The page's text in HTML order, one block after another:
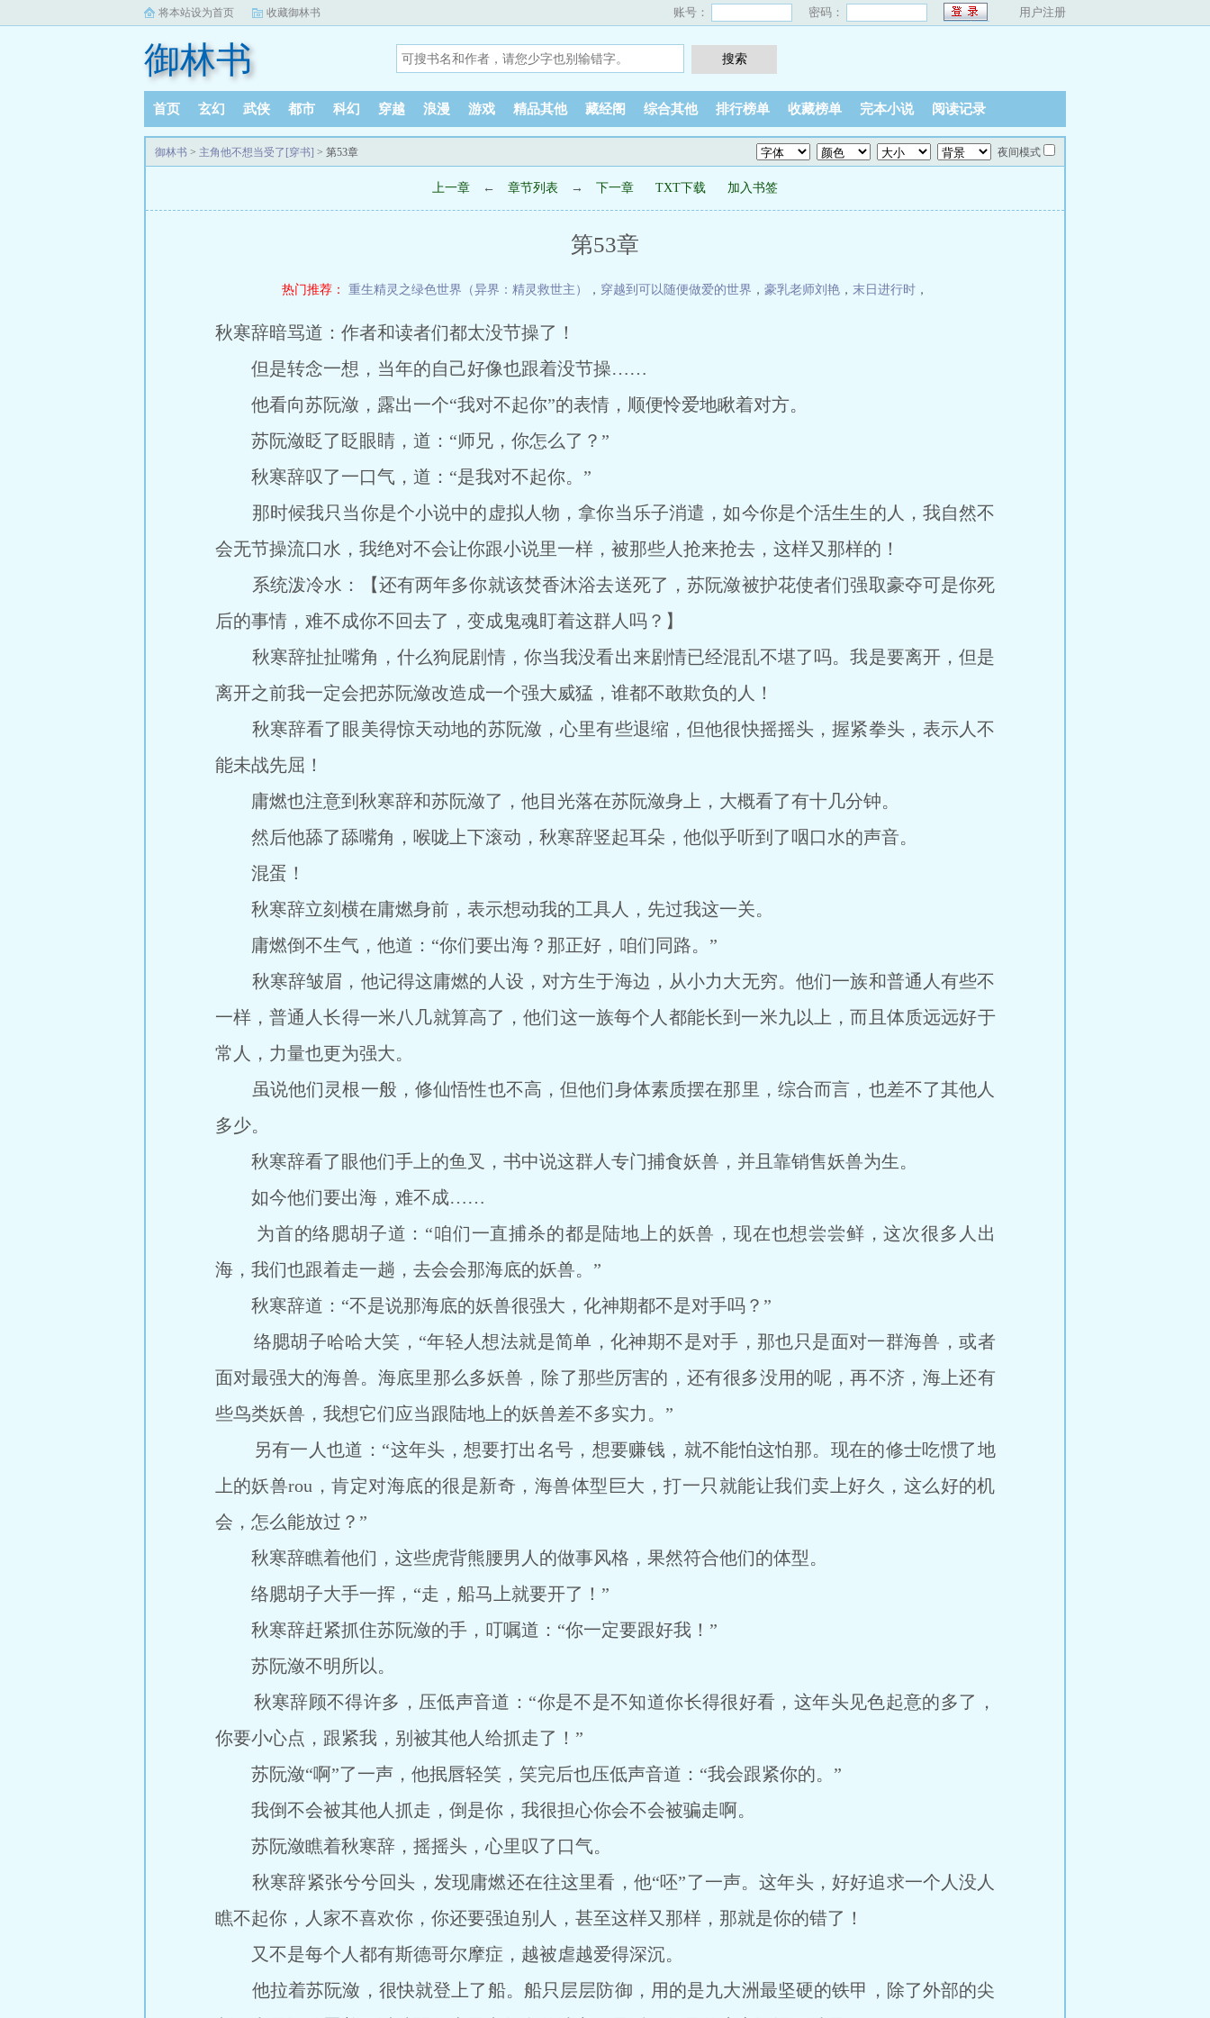
将本站设为首页 收藏御林书 账号： 密码： 用户注册
御林书
首页 玄幻 武侠 都市 科幻 穿越 浪漫 游戏 精品其他 藏经阁 综合其他 排行榜单 收藏榜单 完本小说 阅读记录
御林书 > 主角他不想当受了[穿书] > 第53章 夜间模式
上一章 ← 章节列表 → 下一章 TXT下载 加入书签
第53章
热门推荐： 重生精灵之绿色世界（异界：精灵救世主） ， 穿越到可以随便做爱的世界 ， 豪乳老师刘艳 ， 末日进行时 ，
秋寒辞暗骂道：作者和读者们都太没节操了！
但是转念一想，当年的自己好像也跟着没节操……
他看向苏阮潋，露出一个“我对不起你”的表情，顺便怜爱地瞅着对方。
苏阮潋眨了眨眼睛，道：“师兄，你怎么了？”
秋寒辞叹了一口气，道：“是我对不起你。”
那时候我只当你是个小说中的虚拟人物，拿你当乐子消遣，如今你是个活生生的人，我自然不
会无节操流口水，我绝对不会让你跟小说里一样，被那些人抢来抢去，这样又那样的！
系统泼冷水：【还有两年多你就该焚香沐浴去送死了，苏阮潋被护花使者们强取豪夺可是你死
后的事情，难不成你不回去了，变成鬼魂盯着这群人吗？】
秋寒辞扯扯嘴角，什么狗屁剧情，你当我没看出来剧情已经混乱不堪了吗。我是要离开，但是
离开之前我一定会把苏阮潋改造成一个强大威猛，谁都不敢欺负的人！
秋寒辞看了眼美得惊天动地的苏阮潋，心里有些退缩，但他很快摇摇头，握紧拳头，表示人不
能未战先屈！
庸燃也注意到秋寒辞和苏阮潋了，他目光落在苏阮潋身上，大概看了有十几分钟。
然后他舔了舔嘴角，喉咙上下滚动，秋寒辞竖起耳朵，他似乎听到了咽口水的声音。
混蛋！
秋寒辞立刻横在庸燃身前，表示想动我的工具人，先过我这一关。
庸燃倒不生气，他道：“你们要出海？那正好，咱们同路。”
秋寒辞皱眉，他记得这庸燃的人设，对方生于海边，从小力大无穷。他们一族和普通人有些不
一样，普通人长得一米八几就算高了，他们这一族每个人都能长到一米九以上，而且体质远远好于
常人，力量也更为强大。
虽说他们灵根一般，修仙悟性也不高，但他们身体素质摆在那里，综合而言，也差不了其他人
多少。
秋寒辞看了眼他们手上的鱼叉，书中说这群人专门捕食妖兽，并且靠销售妖兽为生。
如今他们要出海，难不成……
为首的络腮胡子道：“咱们一直捕杀的都是陆地上的妖兽，现在也想尝尝鲜，这次很多人出
海，我们也跟着走一趟，去会会那海底的妖兽。”
秋寒辞道：“不是说那海底的妖兽很强大，化神期都不是对手吗？”
络腮胡子哈哈大笑，“年轻人想法就是简单，化神期不是对手，那也只是面对一群海兽，或者
面对最强大的海兽。海底里那么多妖兽，除了那些厉害的，还有很多没用的呢，再不济，海上还有
些鸟类妖兽，我想它们应当跟陆地上的妖兽差不多实力。”
另有一人也道：“这年头，想要打出名号，想要赚钱，就不能怕这怕那。现在的修士吃惯了地
上的妖兽rou，肯定对海底的很是新奇，海兽体型巨大，打一只就能让我们卖上好久，这么好的机
会，怎么能放过？”
秋寒辞瞧着他们，这些虎背熊腰男人的做事风格，果然符合他们的体型。
络腮胡子大手一挥，“走，船马上就要开了！”
秋寒辞赶紧抓住苏阮潋的手，叮嘱道：“你一定要跟好我！”
苏阮潋不明所以。
秋寒辞顾不得许多，压低声音道：“你是不是不知道你长得很好看，这年头见色起意的多了，
你要小心点，跟紧我，别被其他人给抓走了！”
苏阮潋“啊”了一声，他抿唇轻笑，笑完后也压低声音道：“我会跟紧你的。”
我倒不会被其他人抓走，倒是你，我很担心你会不会被骗走啊。
苏阮潋瞧着秋寒辞，摇摇头，心里叹了口气。
秋寒辞紧张兮兮回头，发现庸燃还在往这里看，他“呸”了一声。这年头，好好追求一个人没人
瞧不起你，人家不喜欢你，你还要强迫别人，甚至这样又那样，那就是你的错了！
又不是每个人都有斯德哥尔摩症，越被虐越爱得深沉。
他拉着苏阮潋，很快就登上了船。船只层层防御，用的是九大洲最坚硬的铁甲，除了外部的尖